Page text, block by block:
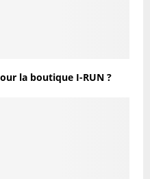
la boutique I-RUN ?